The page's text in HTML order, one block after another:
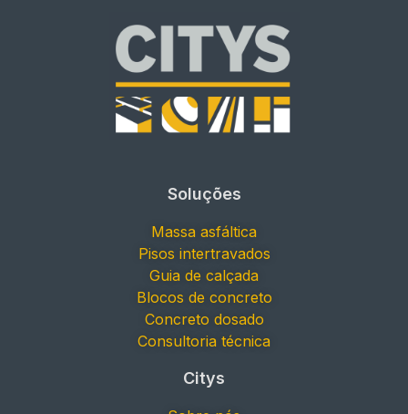
Soluções
Massa asfáltica
Pisos intertravados
Guia de calçada
Blocos de concreto
Concreto dosado
Consultoria técnica
Citys